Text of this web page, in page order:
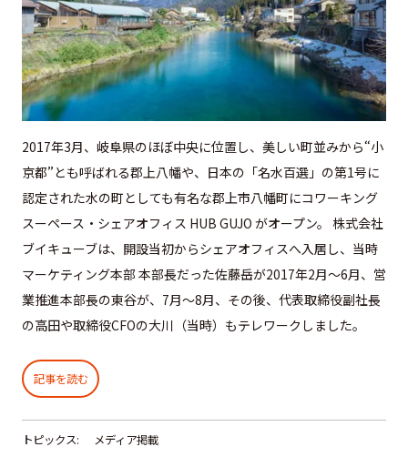
2017年3月、岐阜県のほぼ中央に位置し、美しい町並みから“小
京都”とも呼ばれる郡上八幡や、日本の「名水百選」の第1号に
認定された水の町としても有名な郡上市八幡町にコワーキング
スーペース・シェアオフィス HUB GUJO がオープン。 株式会社
ブイキューブは、開設当初からシェアオフィスへ入居し、当時
マーケティング本部 本部長だった佐藤岳が2017年2月〜6月、営
業推進本部長の東谷が、7月〜8月、その後、代表取締役副社長
の高田や取締役CFOの大川（当時）もテレワークしました。
記事を読む
トピックス: メディア掲載